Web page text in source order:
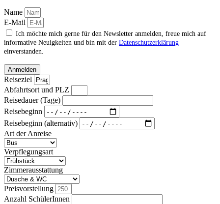
Name
E-Mail
Ich möchte mich gerne für den Newsletter anmelden, freue mich auf
informative Neuigkeiten und bin mit der Datenschutzerklärung
einverstanden.
Anmelden
Reiseziel
Abfahrtsort und PLZ
Reisedauer (Tage)
Reisebeginn
Reisebeginn (alternativ)
Art der Anreise
Verpflegungsart
Zimmerausstattung
Preisvorstellung
Anzahl SchülerInnen